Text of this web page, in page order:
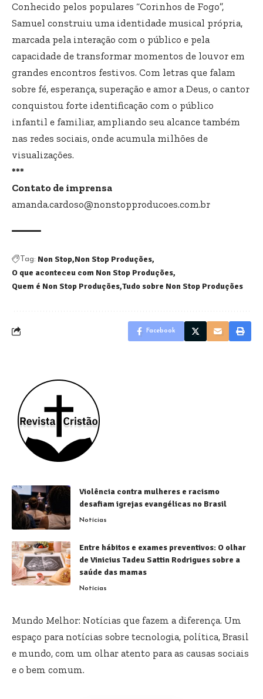
Conhecido pelos populares “Corinhos de Fogo”,
Samuel construiu uma identidade musical própria,
marcada pela interação com o público e pela
capacidade de transformar momentos de louvor em
grandes encontros festivos. Com letras que falam
sobre fé, esperança, superação e amor a Deus, o cantor
conquistou forte identificação com o público
infantil e familiar, ampliando seu alcance também
nas redes sociais, onde acumula milhões de
visualizações.
***
Contato de imprensa
amanda.cardoso@nonstopproducoes.com.br
Tag: Non Stop Non Stop Produções
O que aconteceu com Non Stop Produções
Quem é Non Stop Produções Tudo sobre Non Stop Produções
Facebook
Violência contra mulheres e racismo
desafiam igrejas evangélicas no Brasil
Notícias
Entre hábitos e exames preventivos: O olhar
de Vinicius Tadeu Sattin Rodrigues sobre a
saúde das mamas
Notícias
Mundo Melhor: Notícias que fazem a diferença. Um
espaço para notícias sobre tecnologia, política, Brasil
e mundo, com um olhar atento para as causas sociais
e o bem comum.